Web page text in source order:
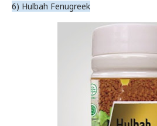
6) Hulbah Fenugreek